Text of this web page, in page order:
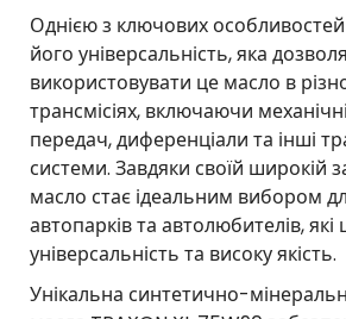
Однією з ключових особливостей
його універсальність, яка
використовувати це масло в
трансмісіях, включаючи
передач, диференціали та інші
системи. Завдяки своїй широкій
масло стає ідеальним вибором
автопарків та автолюбителів, які
універсальність та високу якість.
Унікальна синтетично-